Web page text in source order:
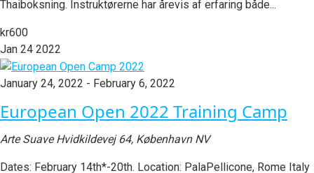
Thaiboksning. Instruktørerne har årevis af erfaring både...
kr600
Jan 24 2022
January 24, 2022 - February 6, 2022
European Open 2022 Training Camp
Arte SuaveHvidkildevej 64, København NV
Dates: February 14th*-20th. Location: PalaPellicone, Rome Italy